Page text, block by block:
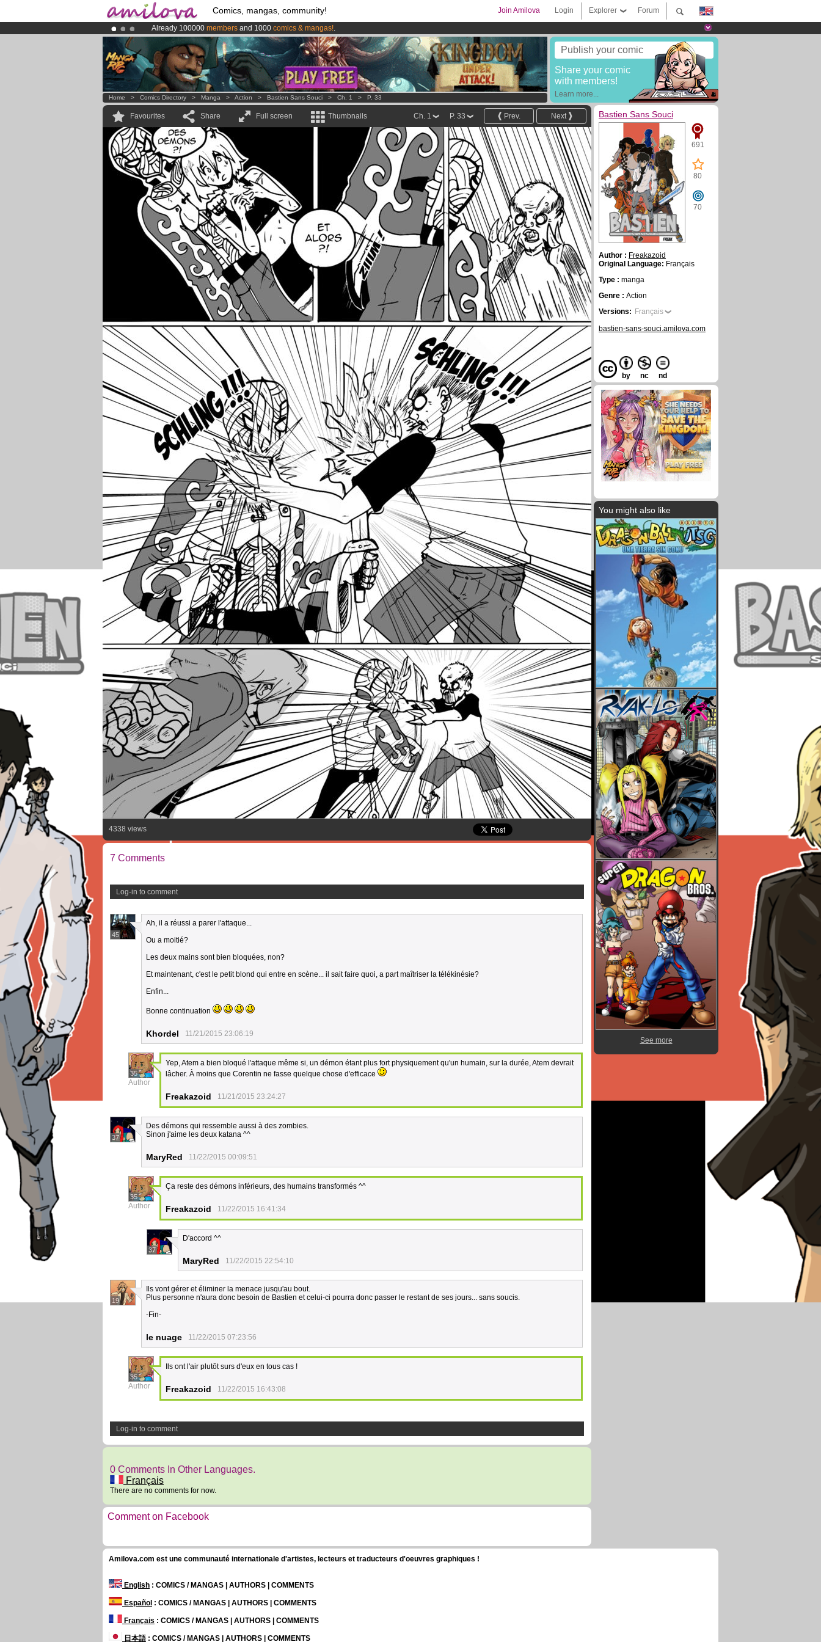
Comics, mangas, community! Forum
Explorer
Login
Join Amilova
Already 100000 members and 1000 comics & mangas!.
AmilovaKickstarter is now LIVE!.
Premium membership from3.95 euros per month !Get membership now
Publish your comic
Share your comic
with members!
Learn more...
Home > Comics Directory > Manga > Action > Bastien Sans Souci > Ch. 1 > P. 33
Favourites Share Full screen Thumbnails Next
Prev.
P. 33
Ch. 1
4338 views
7 Comments
Log-in to comment
45
Ah, il a réussi a parer l'attaque...
Ou a moitié?
Les deux mains sont bien bloquées, non?
Et maintenant, c'est le petit blond qui entre en scène... il sait faire quoi, a part maîtriser la télékinésie?
Enfin...
Bonne continuation
Khordel 11/21/2015 23:06:19
35
Author
Yep, Atem a bien bloqué l'attaque même si, un démon étant plus fort physiquement qu'un humain, sur la durée, Atem devrait
lâcher. À moins que Corentin ne fasse quelque chose d'efficace
Freakazoid 11/21/2015 23:24:27
37
Des démons qui ressemble aussi à des zombies.
Sinon j'aime les deux katana ^^
MaryRed 11/22/2015 00:09:51
35
Author
Ça reste des démons inférieurs, des humains transformés ^^
Freakazoid 11/22/2015 16:41:34
37
D'accord ^^
MaryRed 11/22/2015 22:54:10
19
Ils vont gérer et éliminer la menace jusqu'au bout.
Plus personne n'aura donc besoin de Bastien et celui-ci pourra donc passer le restant de ses jours... sans soucis.
-Fin-
le nuage 11/22/2015 07:23:56
35
Author
Ils ont l'air plutôt surs d'eux en tous cas !
Freakazoid 11/22/2015 16:43:08
Log-in to comment
0 Comments In Other Languages.
Français
There are no comments for now.
Comment on Facebook
Bastien Sans Souci
691
80
70
Author : Freakazoid
Original Language: Français
Type : manga
Genre : Action
Versions: Français
bastien-sans-souci.amilova.com
by nc nd
You might also like
See more
Amilova.com est une communauté internationale d'artistes, lecteurs et traducteurs d'oeuvres graphiques !
English : COMICS / MANGAS | AUTHORS | COMMENTS
Español : COMICS / MANGAS | AUTHORS | COMMENTS
Français : COMICS / MANGAS | AUTHORS | COMMENTS
日本語: COMICS / MANGAS | AUTHORS | COMMENTS